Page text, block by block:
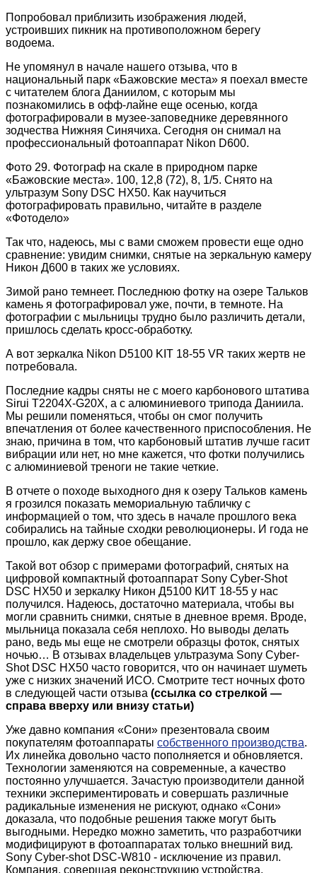
Попробовал приблизить изображения людей,
устроивших пикник на противоположном берегу
водоема.
Не упомянул в начале нашего отзыва, что в
национальный парк «Бажовские места» я поехал вместе
с читателем блога Даниилом, с которым мы
познакомились в офф-лайне еще осенью, когда
фотографировали в музее-заповеднике деревянного
зодчества Нижняя Синячиха. Сегодня он снимал на
профессиональный фотоаппарат Nikon D600.
Фото 29. Фотограф на скале в природном парке
«Бажовские места». 100, 12,8 (72), 8, 1/5. Снято на
ультразум Sony DSC HX50. Как научиться
фотографировать правильно, читайте в разделе
«Фотодело»
Так что, надеюсь, мы с вами сможем провести еще одно
сравнение: увидим снимки, снятые на зеркальную камеру
Никон Д600 в таких же условиях.
Зимой рано темнеет. Последнюю фотку на озере Тальков
камень я фотографировал уже, почти, в темноте. На
фотографии с мыльницы трудно было различить детали,
пришлось сделать кросс-обработку.
А вот зеркалка Nikon D5100 KIT 18-55 VR таких жертв не
потребовала.
Последние кадры сняты не с моего карбонового штатива
Sirui T2204X-G20X, а с алюминиевого трипода Даниила.
Мы решили поменяться, чтобы он смог получить
впечатления от более качественного приспособления. Не
знаю, причина в том, что карбоновый штатив лучше гасит
вибрации или нет, но мне кажется, что фотки получились
с алюминиевой треноги не такие четкие.
В отчете о походе выходного дня к озеру Тальков камень
я грозился показать мемориальную табличку с
информацией о том, что здесь в начале прошлого века
собирались на тайные сходки революционеры. И года не
прошло, как держу свое обещание.
Такой вот обзор с примерами фотографий, снятых на
цифровой компактный фотоаппарат Sony Cyber-Shot
DSC HX50 и зеркалку Никон Д5100 КИТ 18-55 у нас
получился. Надеюсь, достаточно материала, чтобы вы
могли сравнить снимки, снятые в дневное время. Вроде,
мыльница показала себя неплохо. Но выводы делать
рано, ведь мы еще не смотрели образцы фоток, снятых
ночью… В отзывах владельцев ультразума Sony Cyber-
Shot DSC HX50 часто говорится, что он начинает шуметь
уже с низких значений ИСО. Смотрите тест ночных фото
в следующей части отзыва (ссылка со стрелкой —
справа вверху или внизу статьи)
Уже давно компания «Сони» презентовала своим
покупателям фотоаппараты собственного производства.
Их линейка довольно часто пополняется и обновляется.
Технологии заменяются на современные, а качество
постоянно улучшается. Зачастую производители данной
техники экспериментировать и совершать различные
радикальные изменения не рискуют, однако «Сони»
доказала, что подобные решения также могут быть
выгодными. Нередко можно заметить, что разработчики
модифицируют в фотоаппаратах только внешний вид.
Sony Cyber-shot DSC-W810 - исключение из правил.
Компания, совершая реконструкцию устройства,